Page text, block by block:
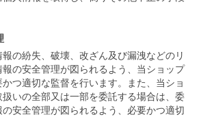
の紛失、破壊、改ざん及び漏洩などのリ
の安全管理が図られるよう、当ショップ
つ適切な監督を行います。また、当ショ
いの全部又は一部を委託する場合は、委
安全管理が図られるよう、必要かつ適切